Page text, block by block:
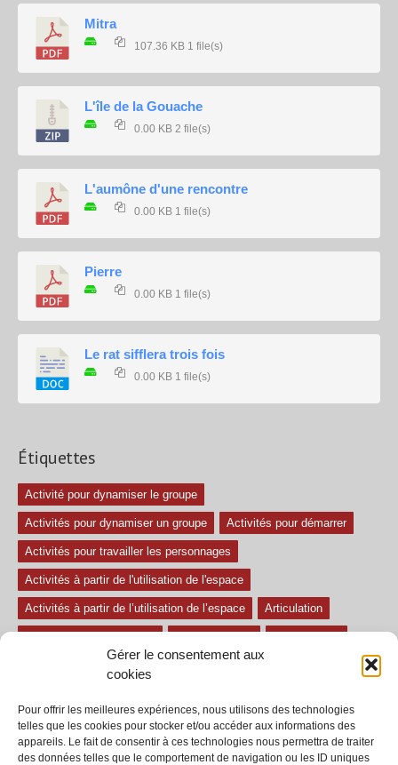
Gérer le consentement aux
cookies
Pour offrir les meilleures expériences, nous utilisons des technologies
telles que les cookies pour stocker et/ou accéder aux informations des
appareils. Le fait de consentir à ces technologies nous permettra de traiter
des données telles que le comportement de navigation ou les ID uniques
Mitra
107.36 KB 1 file(s)
L'île de la Gouache
0.00 KB 2 file(s)
L'aumône d'une rencontre
0.00 KB 1 file(s)
Pierre
0.00 KB 1 file(s)
Le rat sifflera trois fois
0.00 KB 1 file(s)
Étiquettes
Activité pour dynamiser le groupe
Activités pour dynamiser un groupe Activités pour démarrer
Activités pour travailler les personnages
Activités à partir de l'utilisation de l'espace
Activités à partir de l’utilisation de l’espace Articulation
Exercices difficiles
Le regard et la voix Pièce pour enfant Sans paroles
Secondaire séances tous les exercices